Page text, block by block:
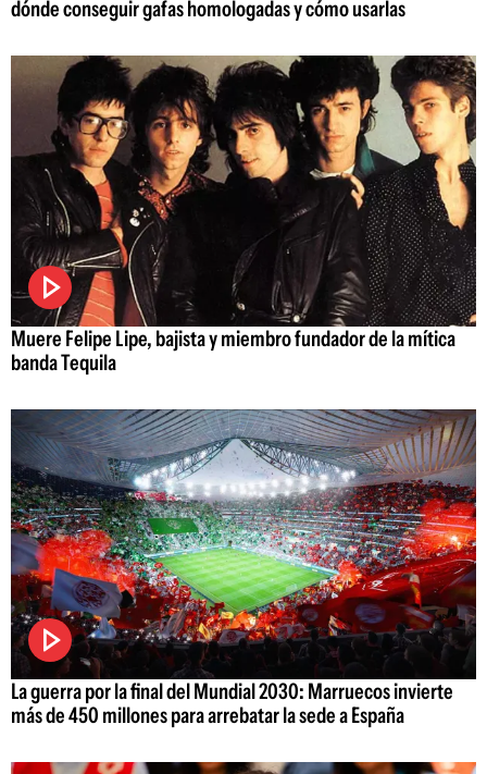
dónde conseguir gafas homologadas y cómo usarlas
Muere Felipe Lipe, bajista y miembro fundador de la mítica
banda Tequila
La guerra por la final del Mundial 2030: Marruecos invierte
más de 450 millones para arrebatar la sede a España